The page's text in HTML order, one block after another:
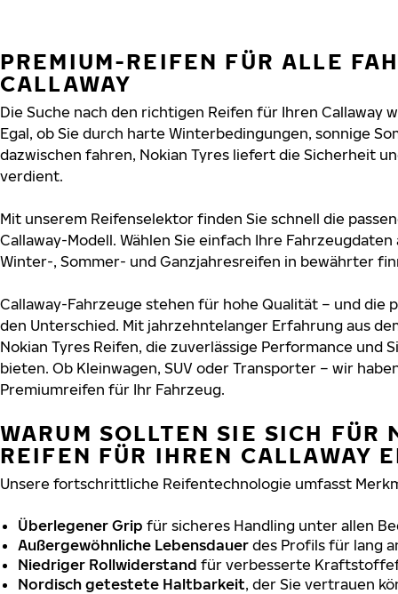
PREMIUM-REIFEN FÜR ALLE
CALLAWAY
Die Suche nach den richtigen Reifen für Ihren Callaway
Egal, ob Sie durch harte Winterbedingungen, sonnige
dazwischen fahren, Nokian Tyres liefert die Sicherheit
verdient.
Mit unserem Reifenselektor finden Sie schnell die
Callaway-Modell. Wählen Sie einfach Ihre
Winter-, Sommer- und Ganzjahresreifen in bewährter
Callaway-Fahrzeuge stehen für hohe Qualität – und die
den Unterschied. Mit jahrzehntelanger Erfahrung aus
Nokian Tyres Reifen, die zuverlässige Performance und
bieten. Ob Kleinwagen, SUV oder Transporter – wir
Premiumreifen für Ihr Fahrzeug.
WARUM SOLLTEN SIE SICH FÜR
REIFEN FÜR IHREN CALLAWAY
Unsere fortschrittliche Reifentechnologie umfasst
Überlegener Grip für sicheres Handling unter allen
Außergewöhnliche Lebensdauer des Profils für lang
Niedriger Rollwiderstand für verbesserte
Nordisch getestete Haltbarkeit, der Sie vertrauen